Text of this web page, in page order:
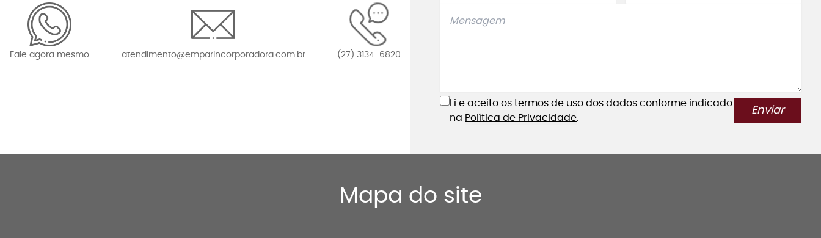
Fale agora mesmo atendimento@emparincorporadora.com.br (27) 3134-6820
Li e aceito os termos de uso dos dados conforme indicado
na Política de Privacidade
Enviar
Mapa do site